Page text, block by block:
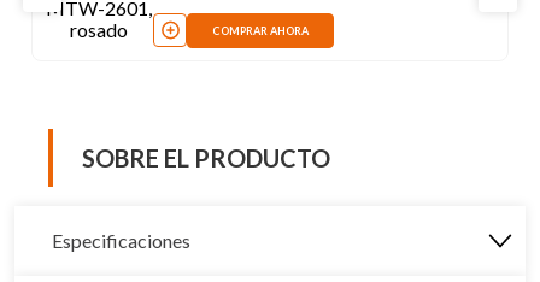
COMPRAR AHORA
SOBRE EL PRODUCTO
Especificaciones